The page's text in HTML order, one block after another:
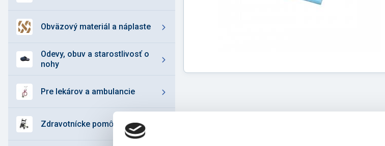
obväzový materiál a náplaste
odevy, obuv a starostlivosť o
nohy
pre lekárov a ambulancie
zdravotnícke pomȏcky